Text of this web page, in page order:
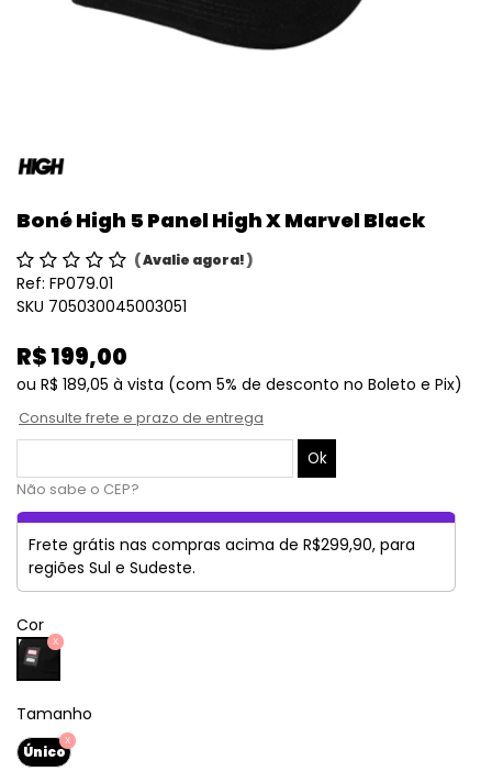
Boné High 5 Panel High X Marvel Black
(Avalie agora!)
Ref: FP079.01
SKU 705030045003051
R$ 199,00
ou R$ 189,05 à vista (com 5% de desconto no Boleto e Pix)
Consulte frete e prazo de entrega
Não sabe o CEP?
Frete grátis nas compras acima de R$299,90, para
regiões Sul e Sudeste.
Cor
Tamanho
Único